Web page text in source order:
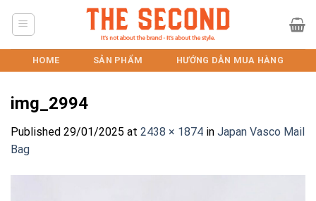
HOME SẢN PHẨM HƯỚNG DẪN MUA HÀNG
img_2994
Published 29/01/2025 at 2438 × 1874 in Japan Vasco Mail
Bag